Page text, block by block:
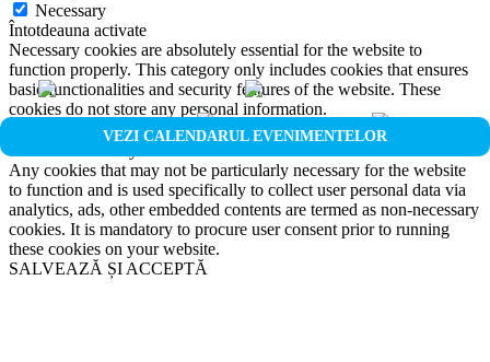
VEZI CALENDARUL EVENIMENTELOR
Necessary
Întotdeauna activate
Necessary cookies are absolutely essential for the website to
function properly. This category only includes cookies that ensures
basic functionalities and security features of the website. These
cookies do not store any personal information.
Non-necessary
Any cookies that may not be particularly necessary for the website
to function and is used specifically to collect user personal data via
analytics, ads, other embedded contents are termed as non-necessary
cookies. It is mandatory to procure user consent prior to running
these cookies on your website.
SALVEAZĂ ȘI ACCEPTĂ